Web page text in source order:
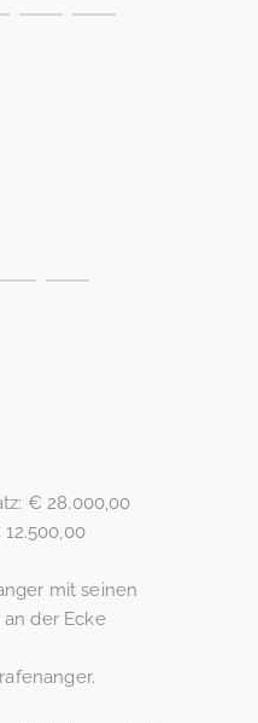
€ 28.000,00
mit seinen
der Ecke